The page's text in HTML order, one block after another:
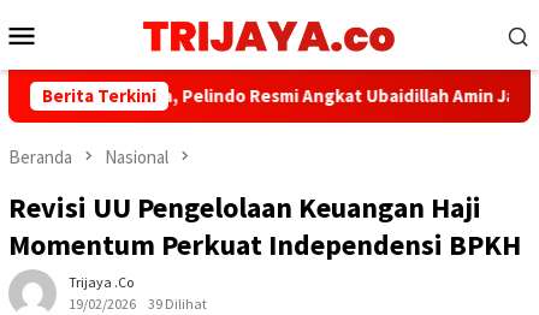
ke
Mobile
Berita Terkini
Tata Kelola, Pelindo Resmi Angkat Ubaidillah Amin Jadi
Beranda Nasional
Revisi UU Pengelolaan Keuangan Haji
Momentum Perkuat Independensi BPKH
Trijaya .co
19/02/2026
39 Dilihat